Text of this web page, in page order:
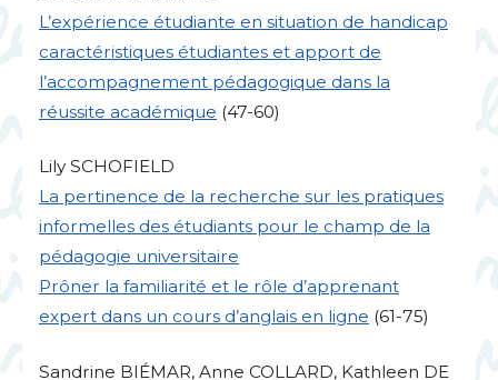
L’expérience étudiante en situation de handicap
caractéristiques étudiantes et apport de
l’accompagnement pédagogique dans la
réussite académique (47-60)
Lily SCHOFIELD
La pertinence de la recherche sur les pratiques
informelles des étudiants pour le champ de la
pédagogie universitaire
Prôner la familiarité et le rôle d’apprenant
expert dans un cours d’anglais en ligne (61-75)
Sandrine BIÉMAR, Anne COLLARD, Kathleen DE